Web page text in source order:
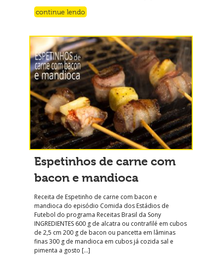
continue lendo
Espetinhos de carne com
bacon e mandioca
Receita de Espetinho de carne com bacon e
mandioca do episódio Comida dos Estádios de
Futebol do programa Receitas Brasil da Sony
INGREDIENTES 600 g de alcatra ou contrafilé em cubos
de 2,5 cm 200 g de bacon ou pancetta em lâminas
finas 300 g de mandioca em cubos já cozida sal e
pimenta a gosto […]